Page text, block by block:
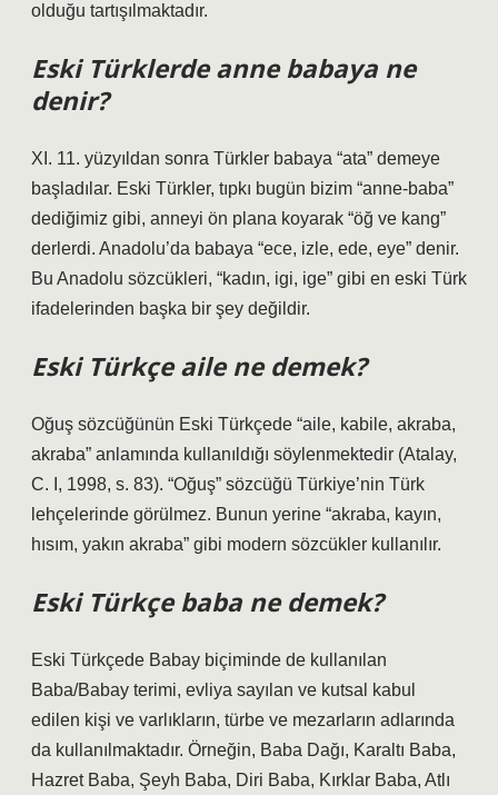
olduğu tartışılmaktadır.
Eski Türklerde anne babaya ne
denir?
XI. 11. yüzyıldan sonra Türkler babaya “ata” demeye
başladılar. Eski Türkler, tıpkı bugün bizim “anne-baba”
dediğimiz gibi, anneyi ön plana koyarak “öğ ve kang”
derlerdi. Anadolu’da babaya “ece, izle, ede, eye” denir.
Bu Anadolu sözcükleri, “kadın, igi, ige” gibi en eski Türk
ifadelerinden başka bir şey değildir.
Eski Türkçe aile ne demek?
Oğuş sözcüğünün Eski Türkçede “aile, kabile, akraba,
akraba” anlamında kullanıldığı söylenmektedir (Atalay,
C. I, 1998, s. 83). “Oğuş” sözcüğü Türkiye’nin Türk
lehçelerinde görülmez. Bunun yerine “akraba, kayın,
hısım, yakın akraba” gibi modern sözcükler kullanılır.
Eski Türkçe baba ne demek?
Eski Türkçede Babay biçiminde de kullanılan
Baba/Babay terimi, evliya sayılan ve kutsal kabul
edilen kişi ve varlıkların, türbe ve mezarların adlarında
da kullanılmaktadır. Örneğin, Baba Dağı, Karaltı Baba,
Hazret Baba, Şeyh Baba, Diri Baba, Kırklar Baba, Atlı